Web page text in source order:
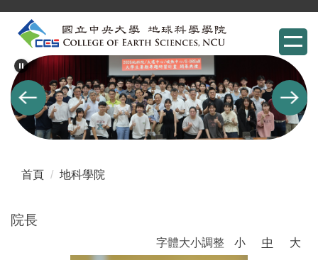
主
要
內
容
區
首頁 地科學院
院長
字體大小調整 小 中 大